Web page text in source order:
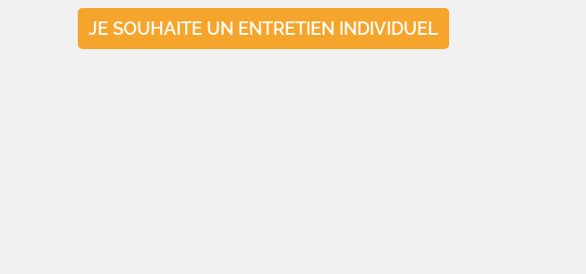
JE SOUHAITE UN ENTRETIEN INDIVIDUEL